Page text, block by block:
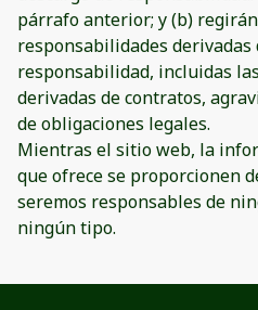
párrafo anterior; y (b)
responsabilidades derivadas
responsabilidad, incluidas
derivadas de contratos,
de obligaciones legales.
Mientras el sitio web, la
que ofrece se proporcionen
seremos responsables de
ningún tipo.